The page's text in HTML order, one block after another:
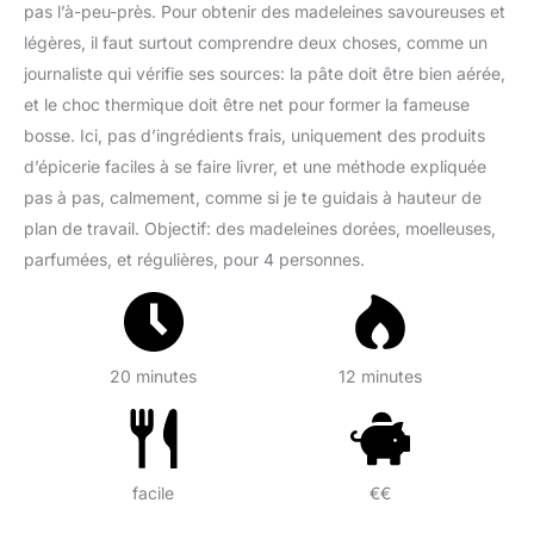
pas l’à-peu-près. Pour obtenir des madeleines savoureuses et
légères, il faut surtout comprendre deux choses, comme un
journaliste qui vérifie ses sources: la pâte doit être bien aérée,
et le choc thermique doit être net pour former la fameuse
bosse. Ici, pas d’ingrédients frais, uniquement des produits
d’épicerie faciles à se faire livrer, et une méthode expliquée
pas à pas, calmement, comme si je te guidais à hauteur de
plan de travail. Objectif: des madeleines dorées, moelleuses,
parfumées, et régulières, pour 4 personnes.
20 minutes 12 minutes
facile €€